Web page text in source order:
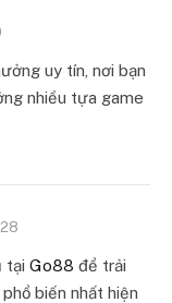
uy tín, nơi bạn
nhiều tựa game
tại Go88 để trải
biến nhất hiện